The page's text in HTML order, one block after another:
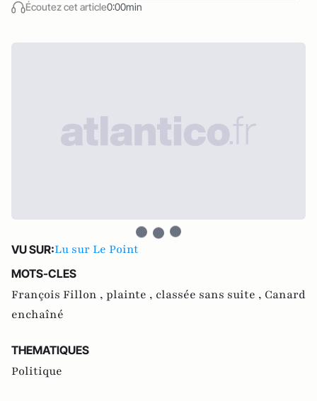
Écoutez cet article0:00min
VU SUR:Lu sur Le Point
MOTS-CLES
François Fillon , plainte , classée sans suite , Canard
enchaîné
THEMATIQUES
Politique